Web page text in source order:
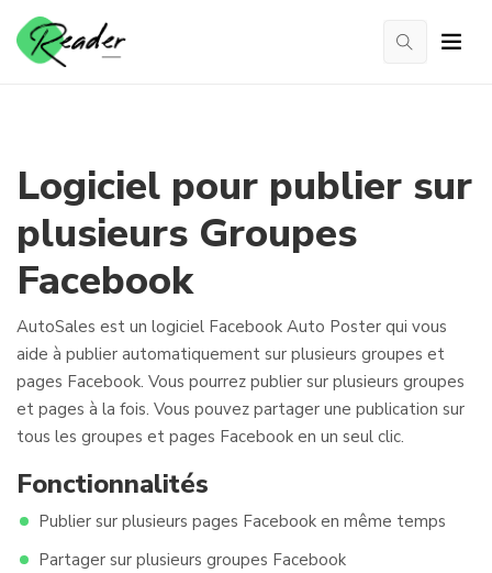
Logiciel pour publier sur
plusieurs Groupes
Facebook
AutoSales est un logiciel Facebook Auto Poster qui vous
aide à publier automatiquement sur plusieurs groupes et
pages Facebook. Vous pourrez publier sur plusieurs groupes
et pages à la fois. Vous pouvez partager une publication sur
tous les groupes et pages Facebook en un seul clic.
Fonctionnalités
Publier sur plusieurs pages Facebook en même temps
Partager sur plusieurs groupes Facebook